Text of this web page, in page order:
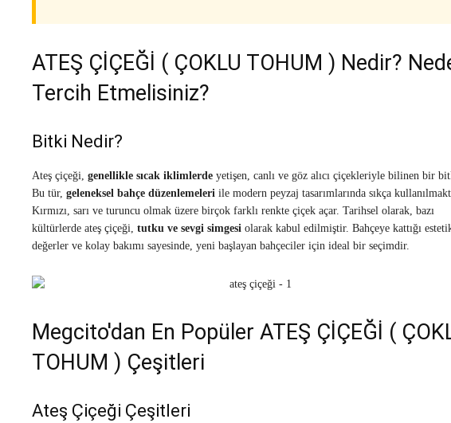
ATEŞ ÇİÇEĞİ ( ÇOKLU TOHUM ) Nedir?
Tercih Etmelisiniz?
Bitki Nedir?
Ateş çiçeği, genellikle sıcak iklimlerdeyetişen, canlı ve göz alıcı çiçekleriyle bilinen bir
Bu tür, geleneksel bahçe düzenlemeleriile modern peyzaj tasarımlarında sıkça
Kırmızı, sarı ve turuncu olmak üzere birçok farklı renkte çiçek açar. Tarihsel olarak, bazı
kültürlerde ateş çiçeği, tutku ve sevgi simgesiolarak kabul edilmiştir. Bahçeye kattığı
değerler ve kolay bakımı sayesinde, yeni başlayan bahçeciler için ideal bir seçimdir.
Megcito'dan En Popüler ATEŞ ÇİÇEĞİ (
TOHUM ) Çeşitleri
Ateş Çiçeği Çeşitleri